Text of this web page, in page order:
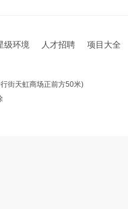
级环境 人才招聘 项目大全
街天虹商场正前方50米)